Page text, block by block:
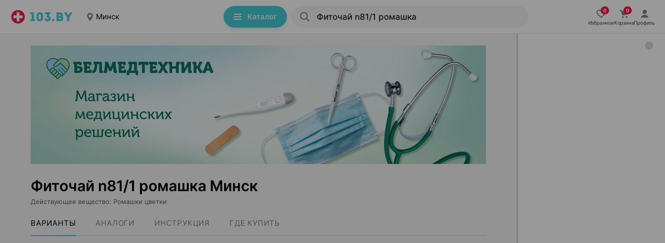
Минск Каталог
ИзбранноеКорзинаПрофиль
Фиточай n81/1 ромашка Минск
Действующее вещество: Ромашки цветки
ВАРИАНТЫ АНАЛОГИ ИНСТРУКЦИЯ ГДЕ КУПИТЬ